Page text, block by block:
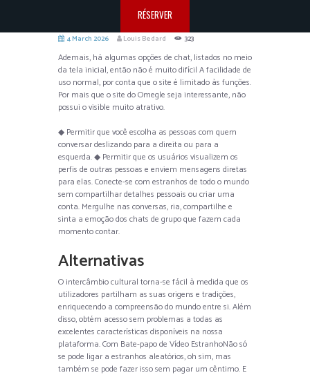
RÉSERVER
4 March 2026 Louis Bedard 323
Ademais, há algumas opções de chat, listados no meio
da tela inicial, então não é muito difícil A facilidade de
uso normal, por conta que o site é limitado às funções.
Por mais que o site do Omegle seja interessante, não
possui o visible muito atrativo.
◆ Permitir que você escolha as pessoas com quem
conversar deslizando para a direita ou para a
esquerda. ◆ Permitir que os usuários visualizem os
perfis de outras pessoas e enviem mensagens diretas
para elas. Conecte-se com estranhos de todo o mundo
sem compartilhar detalhes pessoais ou criar uma
conta. Mergulhe nas conversas, ria, compartilhe e
sinta a emoção dos chats de grupo que fazem cada
momento contar.
Alternativas
O intercâmbio cultural torna-se fácil à medida que os
utilizadores partilham as suas origens e tradições,
enriquecendo a compreensão do mundo entre si. Além
disso, obtém acesso sem problemas a todas as
excelentes características disponíveis na nossa
plataforma. Com Bate-papo de Vídeo EstranhoNão só
se pode ligar a estranhos aleatórios, oh sim, mas
também se pode fazer isso sem pagar um cêntimo. E